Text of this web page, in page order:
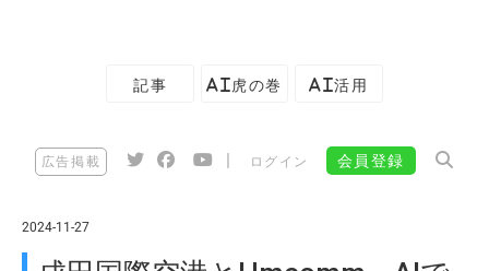
記事 AI虎の巻 AI活用
広告掲載 ログイン 会員登録
2024-11-27